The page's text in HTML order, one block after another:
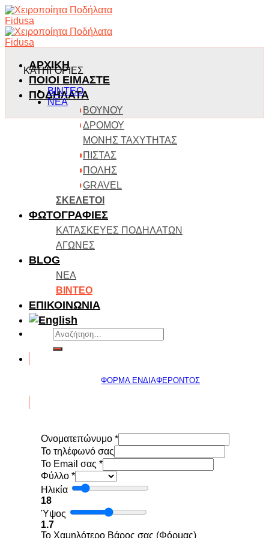
Skip
to
content
ΑΡΧΙΚΗ
ΠΟΙΟΙ ΕΙΜΑΣΤΕ
ΠΟΔΗΛΑΤΑ
ΒΟΥΝΟΥ
ΔΡΟΜΟΥ
ΜΟΝΗΣ ΤΑΧΥΤΗΤΑΣ
ΠΙΣΤΑΣ
ΠΟΛΗΣ
GRAVEL
ΣΚΕΛΕΤΟΙ
ΦΩΤΟΓΡΑΦΙΕΣ
ΚΑΤΑΣΚΕΥΕΣ ΠΟΔΗΛΑΤΩΝ
ΑΓΩΝΕΣ
BLOG
ΝΕΑ
ΒΙΝΤΕΟ
ΕΠΙΚΟΙΝΩΝΙΑ
Αναζήτηση
για:
ΦΟΡΜΑ ΕΝΔΙΑΦΕΡΟΝΤΟΣ
Ονοματεπώνυμο *
To τηλέφωνό σας
Το Email σας *
Φύλλο *
Ηλικία
18
Ύψος
1.7
Το Χαμηλότερο Βάρος σας (Φόρμας)
ΚΑΤΗΓΟΡΙΕΣ
ΒΙΝΤΕΟ
ΝΕΑ